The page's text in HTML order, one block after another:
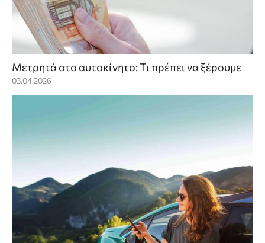
Μετρητά στο αυτοκίνητο: Τι πρέπει να ξέρουμε
03.04.2026